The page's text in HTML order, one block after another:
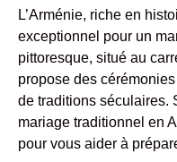
L’Arménie, riche en
exceptionnel pour un
pittoresque, situé au
propose des
de traditions séculaires.
mariage traditionnel en
pour vous aider à